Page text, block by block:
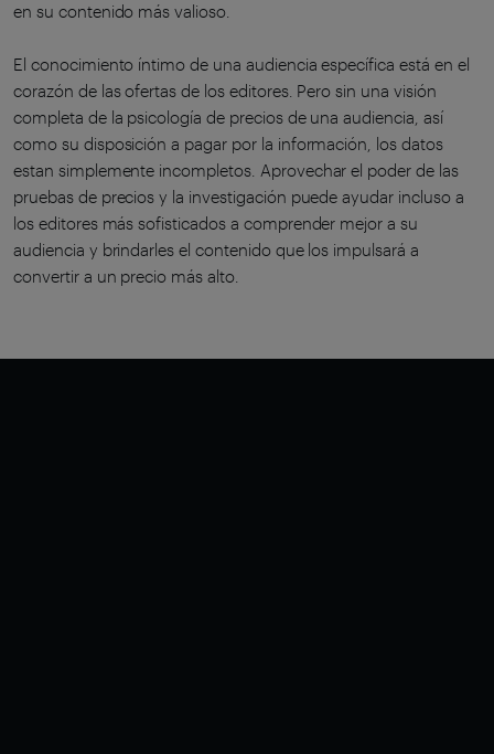
en su contenido más valioso.
El conocimiento íntimo de una audiencia específica está en el
corazón de las ofertas de los editores. Pero sin una visión
completa de la psicología de precios de una audiencia, así
como su disposición a pagar por la información, los datos
estan simplemente incompletos. Aprovechar el poder de las
pruebas de precios y la investigación puede ayudar incluso a
los editores más sofisticados a comprender mejor a su
audiencia y brindarles el contenido que los impulsará a
convertir a un precio más alto.